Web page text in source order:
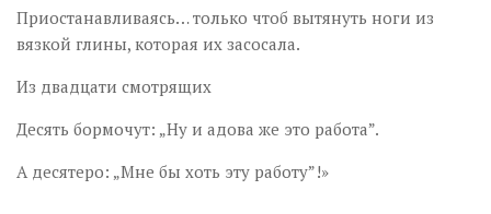
Приостанавливаясь… только чтоб вытянуть ноги из
вязкой глины, которая их засосала.
Из двадцати смотрящих
Десять бормочут: „Ну и адова же это работа”.
А десятеро: „Мне бы хоть эту работу”!»